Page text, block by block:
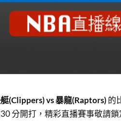
(Clippers) vs 暴龍(Raptors)的
分開打， 精彩直播賽事敬請鎖